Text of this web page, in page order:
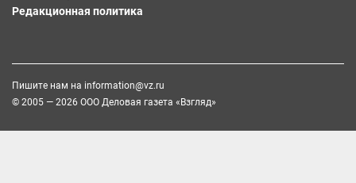
Редакционная политика
Пишите нам на information@vz.ru
© 2005 — 2026 ООО Деловая газета «Взгляд»